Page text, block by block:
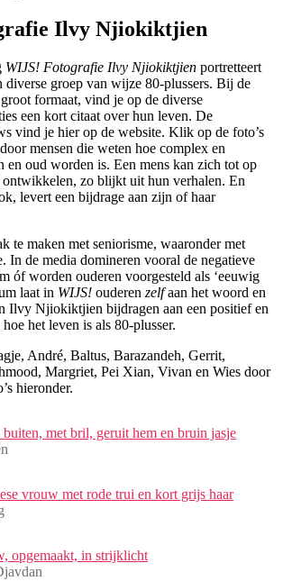
Ilvy Njiokiktjien
WIJS! Fotografie Ilvy Njiokiktjien portretteert
diverse groep van wijze 80-plussers. Bij de
formaat, vind je op de diverse
een kort citaat over hun leven. De
vind je hier op de website. Klik op de foto’s
mensen die weten hoe complex en
oud worden is. Een mens kan zich tot op
zo blijkt uit hun verhalen. En
levert een bijdrage aan zijn of haar
te maken met seniorisme, waaronder met
In de media domineren vooral de negatieve
óf worden ouderen voorgesteld als ‘eeuwig
laat in WIJS! ouderen zelfaan het woord en
Ilvy Njiokiktjien bijdragen aan een positief en
het leven is als 80-plusser.
André, Baltus, Barazandeh, Gerrit,
Margriet, Pei Xian, Vivan en Wies door
hieronder.